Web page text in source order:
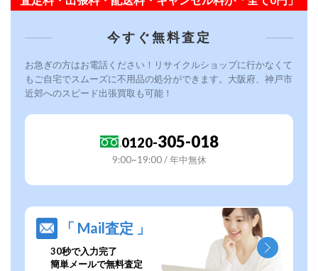
今すぐ無料査定
お急ぎの方はお電話ください！リサイクルショップに行かなくて
もご自宅でスムーズに不用品の処分ができます。大阪府、神戸市
近郊へのスピード出張買取も可能！
0120-305-018
9:00~19:00 / 年中無休
「 Mail査定 」
30秒で入力完了
簡単メールで無料査定